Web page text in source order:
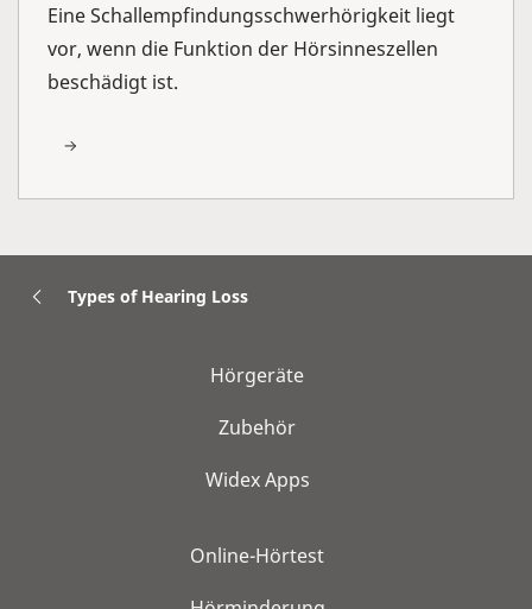
Eine Schallempfindungsschwerhörigkeit liegt
vor, wenn die Funktion der Hörsinneszellen
beschädigt ist.
Types of Hearing Loss
Hörgeräte
Zubehör
Widex Apps
Online-Hörtest